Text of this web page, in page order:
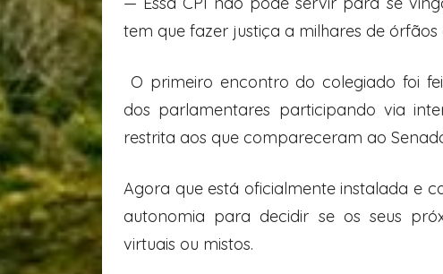
tem que fazer justiça a milhares de
O primeiro encontro do colegiado foi
dos parlamentares participando via
restrita aos que compareceram ao
Agora que está oficialmente instalada e
autonomia para decidir se os seus
virtuais ou mistos.